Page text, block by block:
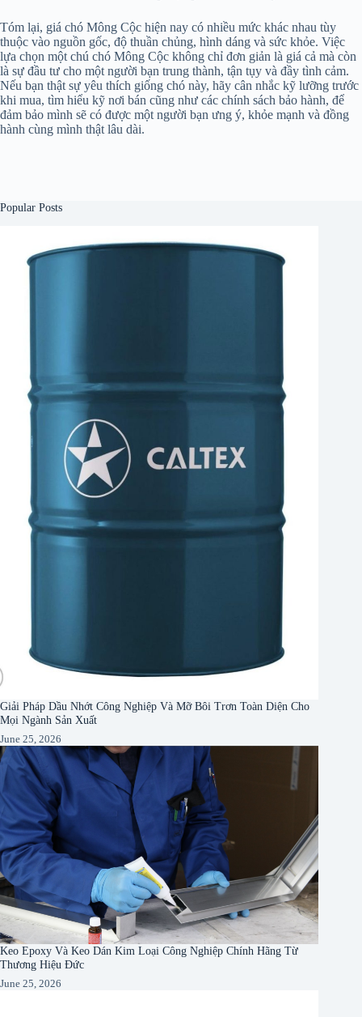
Tóm lại, giá chó Mông Cộc hiện nay có nhiều mức khác nhau tùy
thuộc vào nguồn gốc, độ thuần chủng, hình dáng và sức khỏe. Việc
lựa chọn một chú chó Mông Cộc không chỉ đơn giản là giá cả mà còn
là sự đầu tư cho một người bạn trung thành, tận tụy và đầy tình cảm.
Nếu bạn thật sự yêu thích giống chó này, hãy cân nhắc kỹ lưỡng trước
khi mua, tìm hiểu kỹ nơi bán cũng như các chính sách bảo hành, để
đảm bảo mình sẽ có được một người bạn ưng ý, khỏe mạnh và đồng
hành cùng mình thật lâu dài.
Popular Posts
Giải Pháp Dầu Nhớt Công Nghiệp Và Mỡ Bôi Trơn Toàn Diện Cho
Mọi Ngành Sản Xuất
June 25, 2026
Keo Epoxy Và Keo Dán Kim Loại Công Nghiệp Chính Hãng Từ
Thương Hiệu Đức
June 25, 2026